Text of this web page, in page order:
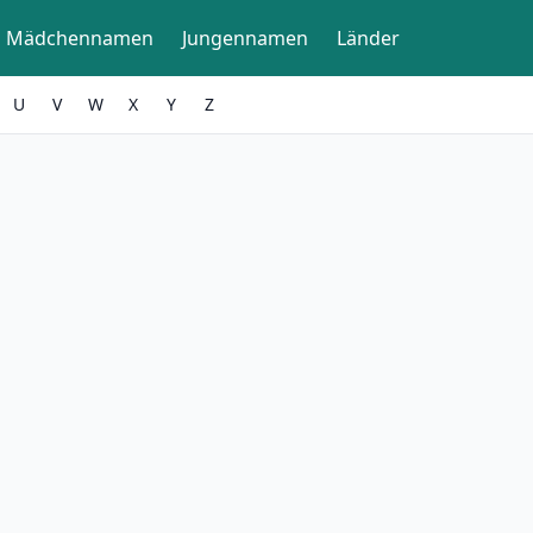
Mädchennamen Jungennamen Länder
U V W X Y Z